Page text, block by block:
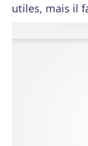
utiles, mais il